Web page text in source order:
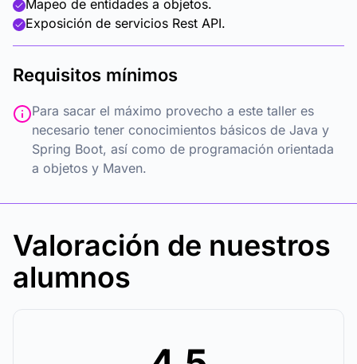
Mapeo de entidades a objetos.
Exposición de servicios Rest API.
Requisitos mínimos
Para sacar el máximo provecho a este taller es
necesario tener conocimientos básicos de Java y
Spring Boot, así como de programación orientada
a objetos y Maven.
Valoración de nuestros
alumnos